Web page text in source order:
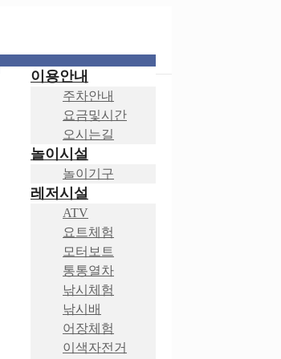
이용안내
주차안내
요금및시간
오시는길
놀이시설
놀이기구
레저시설
ATV
요트체험
모터보트
통통열차
낚시체험
낚시배
어장체험
이색자전거